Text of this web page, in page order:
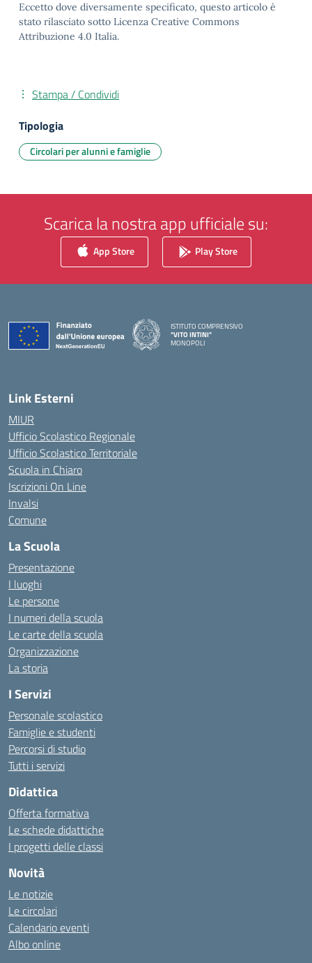
Eccetto dove diversamente specificato, questo articolo è
stato rilasciato sotto Licenza Creative Commons
Attribuzione 4.0 Italia.
Stampa / Condividi
Tipologia
Circolari per alunni e famiglie
Scarica la nostra app ufficiale su:
App Store Play Store
ISTITUTO COMPRENSIVO
"VITO INTINI"
MONOPOLI
Link Esterni
MIUR
Ufficio Scolastico Regionale
Ufficio Scolastico Territoriale
Scuola in Chiaro
Iscrizioni On Line
Invalsi
Comune
La Scuola
Presentazione
I luoghi
Le persone
I numeri della scuola
Le carte della scuola
Organizzazione
La storia
I Servizi
Personale scolastico
Famiglie e studenti
Percorsi di studio
Tutti i servizi
Didattica
Offerta formativa
Le schede didattiche
I progetti delle classi
Novità
Le notizie
Le circolari
Calendario eventi
Albo online